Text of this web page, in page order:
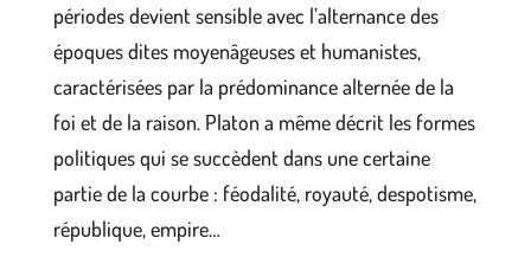
périodes devient sensible avec l’alternance des
époques dites moyenâgeuses et humanistes,
caractérisées par la prédominance alternée de la
foi et de la raison. Platon a même décrit les formes
politiques qui se succèdent dans une certaine
partie de la courbe : féodalité, royauté, despotisme,
république, empire…